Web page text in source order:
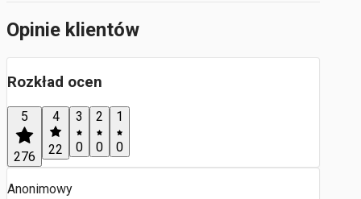
Opinie klientów
Rozkład ocen
5
276
4
22
3
0
2
0
1
0
Anonimowy